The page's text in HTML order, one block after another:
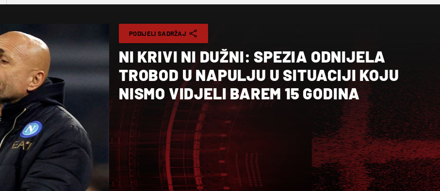
PODIJELI SADRŽAJ
NI KRIVI NI DUŽNI: SPEZIA ODNIJELA
TROBOD U NAPULJU U SITUACIJI KOJU
NISMO VIDJELI BAREM 15 GODINA